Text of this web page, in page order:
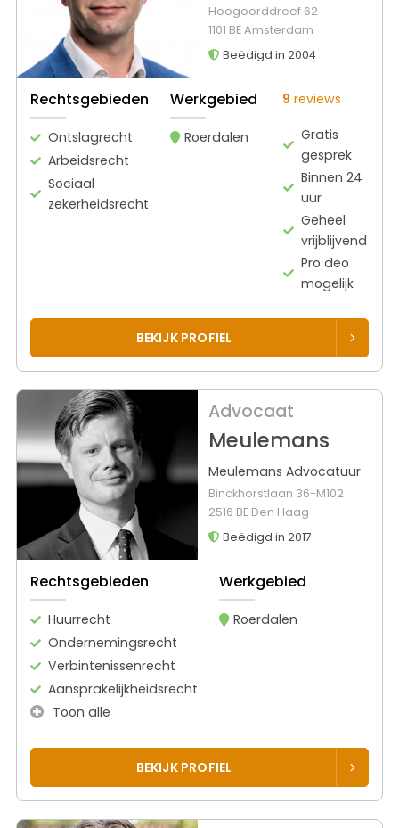
Hoogoorddreef 62
1101 BE Amsterdam
Beëdigd in 2004
Rechtsgebieden
Ontslagrecht
Arbeidsrecht
Sociaal
zekerheidsrecht
Werkgebied
Roerdalen
9 reviews
Gratis
gesprek
Binnen 24
uur
Geheel
vrijblijvend
Pro deo
mogelijk
BEKIJK PROFIEL
Advocaat
Meulemans
Meulemans Advocatuur
Binckhorstlaan 36-M102
2516 BE Den Haag
Beëdigd in 2017
Rechtsgebieden
Huurrecht
Ondernemingsrecht
Verbintenissenrecht
Aansprakelijkheidsrecht
Toon alle
Werkgebied
Roerdalen
BEKIJK PROFIEL